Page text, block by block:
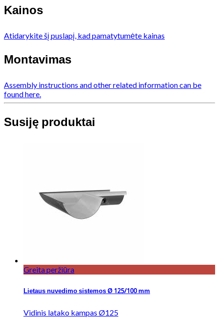
Kainos
Atidarykite šį puslapį, kad pamatytumėte kainas
Montavimas
Assembly instructions and other related information can be
found here.
Susiję produktai
Greita peržiūra
Lietaus nuvedimo sistemos Ø 125/100 mm
Vidinis latako kampas Ø125